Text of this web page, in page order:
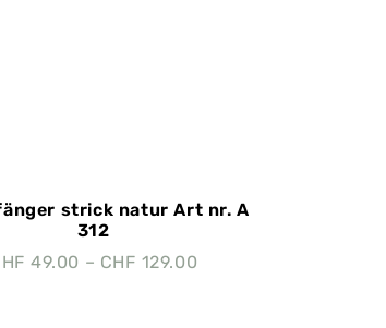
strick natur Art nr. A
312
49.00 – CHF 129.00